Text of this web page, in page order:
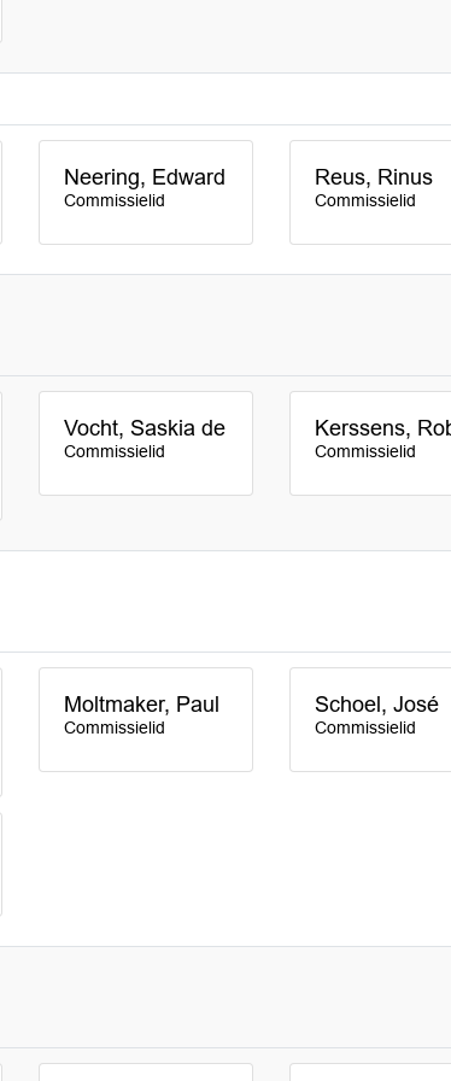
Neering, Edward
Commissielid
Reus, Rinus
Commissielid
Vocht, Saskia de
Commissielid
Kerssens,
Commissielid
Moltmaker, Paul
Commissielid
Schoel, José
Commissielid